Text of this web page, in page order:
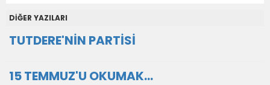
DİĞER YAZILARI
TUTDERE'NİN PARTİSİ
15 TEMMUZ'U OKUMAK…